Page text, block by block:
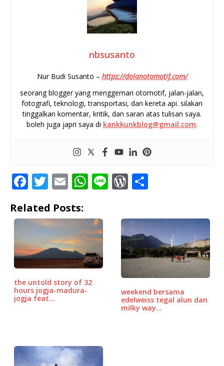
nbsusanto
Nur Budi Susanto – https://dolanotomotif.com/
seorang blogger yang menggemari otomotif, jalan-jalan,
fotografi, teknologi, transportasi, dan kereta api. silakan
tinggalkan komentar, kritik, dan saran atas tulisan saya.
boleh juga japri saya di kankkunkblog@gmail.com.
F
c
e
b
o
o
k
T
it
te
r
E
ai
W
at
s
A
p
p
Li W
r
d
P
r
e
ss
ar
e
Related Posts:
the untold story of 32
hours jogja-madura-
jogja feat…
weekend bersama
edelweiss tegal alun dan
milky way…